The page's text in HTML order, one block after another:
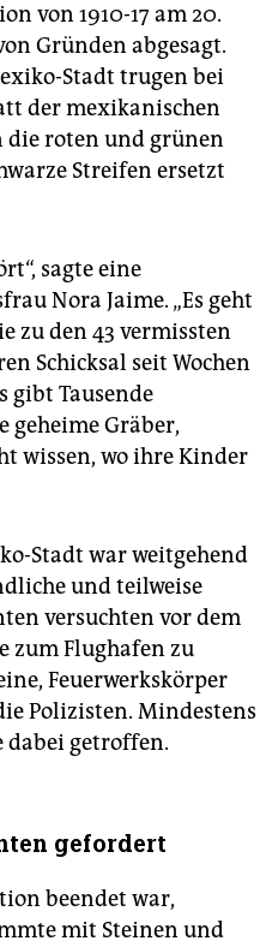
von 1910-17 am 20.
Gründen abgesagt.
Stadt trugen bei
der mexikanischen
die roten und grünen
Streifen ersetzt
sagte eine
Nora Jaime. „Es geht
zu den 43 vermissten
Schicksal seit Wochen
gibt Tausende
geheime Gräber,
wissen, wo ihre Kinder
Stadt war weitgehend
und teilweise
versuchten vor dem
zum Flughafen zu
Feuerwerkskörper
Polizisten. Mindestens
dabei getroffen.
gefordert
beendet war,
mit Steinen und